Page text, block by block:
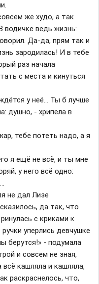
же худо, а так
водичке ведь жизнь:
Да-да, прям так и
зародилась! И в тебе
раз начала
с места и кинуться
у неё… Ты б лучше
душно, - хрипела в
тебе потеть надо, а я
я ещё не всё, и ты мне
у него всё одно:
не дал Лизе
да так, что
с криками к
уперлись девчушке
берутся!» - подумала
и совсем не зная,
кашляла и кашляла,
раскраснелось, что,